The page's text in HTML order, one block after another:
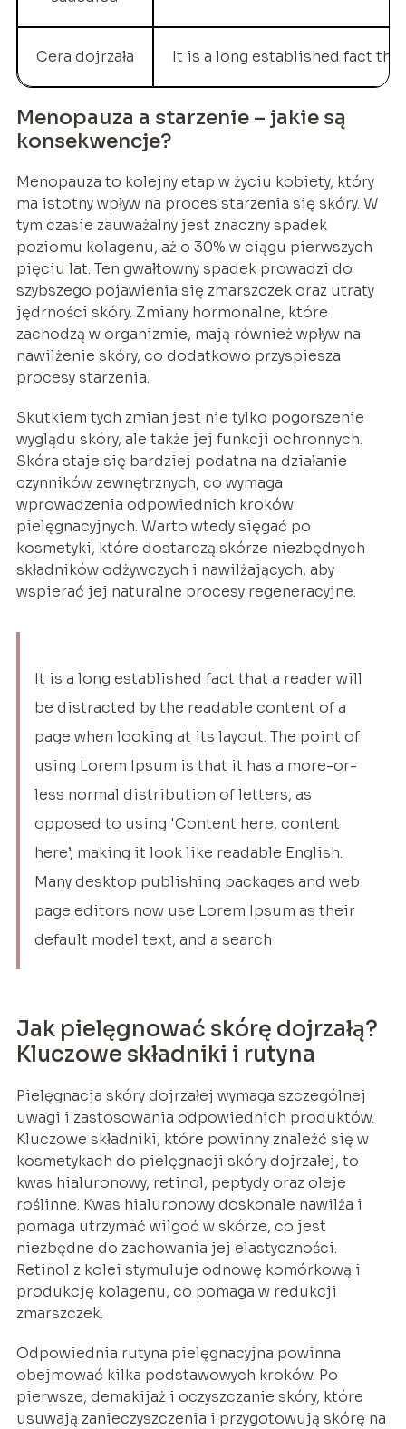
Cera dojrzała It is a long established fact
Menopauza a starzenie – jakie są
konsekwencje?
Menopauza to kolejny etap w życiu kobiety, który
ma istotny wpływ na proces starzenia się skóry. W
tym czasie zauważalny jest znaczny spadek
poziomu kolagenu, aż o 30% w ciągu pierwszych
pięciu lat. Ten gwałtowny spadek prowadzi do
szybszego pojawienia się zmarszczek oraz utraty
jędrności skóry. Zmiany hormonalne, które
zachodzą w organizmie, mają również wpływ na
nawilżenie skóry, co dodatkowo przyspiesza
procesy starzenia.
Skutkiem tych zmian jest nie tylko pogorszenie
wyglądu skóry, ale także jej funkcji ochronnych.
Skóra staje się bardziej podatna na działanie
czynników zewnętrznych, co wymaga
wprowadzenia odpowiednich kroków
pielęgnacyjnych. Warto wtedy sięgać po
kosmetyki, które dostarczą skórze niezbędnych
składników odżywczych i nawilżających, aby
wspierać jej naturalne procesy regeneracyjne.
It is a long established fact that a reader will
be distracted by the readable content of a
page when looking at its layout. The point of
using Lorem Ipsum is that it has a more-or-
less normal distribution of letters, as
opposed to using 'Content here, content
here’, making it look like readable English.
Many desktop publishing packages and web
page editors now use Lorem Ipsum as their
default model text, and a search
Jak pielęgnować skórę dojrzałą?
Kluczowe składniki i rutyna
Pielęgnacja skóry dojrzałej wymaga szczególnej
uwagi i zastosowania odpowiednich produktów.
Kluczowe składniki, które powinny znaleźć się w
kosmetykach do pielęgnacji skóry dojrzałej, to
kwas hialuronowy, retinol, peptydy oraz oleje
roślinne. Kwas hialuronowy doskonale nawilża i
pomaga utrzymać wilgoć w skórze, co jest
niezbędne do zachowania jej elastyczności.
Retinol z kolei stymuluje odnowę komórkową i
produkcję kolagenu, co pomaga w redukcji
zmarszczek.
Odpowiednia rutyna pielęgnacyjna powinna
obejmować kilka podstawowych kroków. Po
pierwsze, demakijaż i oczyszczanie skóry, które
usuwają zanieczyszczenia i przygotowują skórę na